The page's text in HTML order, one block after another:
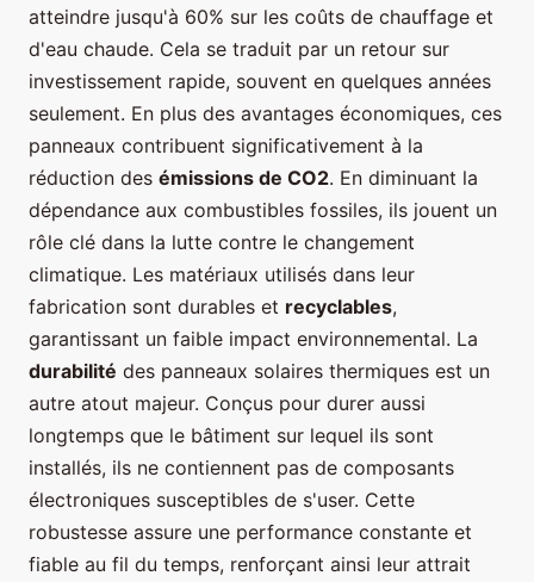
atteindre jusqu'à 60% sur les coûts de chauffage et
d'eau chaude. Cela se traduit par un retour sur
investissement rapide, souvent en quelques années
seulement. En plus des avantages économiques, ces
panneaux contribuent significativement à la
réduction des émissions de CO2. En diminuant la
dépendance aux combustibles fossiles, ils jouent un
rôle clé dans la lutte contre le changement
climatique. Les matériaux utilisés dans leur
fabrication sont durables et recyclables,
garantissant un faible impact environnemental. La
durabilité des panneaux solaires thermiques est un
autre atout majeur. Conçus pour durer aussi
longtemps que le bâtiment sur lequel ils sont
installés, ils ne contiennent pas de composants
électroniques susceptibles de s'user. Cette
robustesse assure une performance constante et
fiable au fil du temps, renforçant ainsi leur attrait